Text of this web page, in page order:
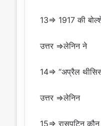
13⇒ 1917 की
उत्तर ⇒लेनिन ने
14⇒ “अप्रैल
उत्तर ⇒लेनिन
15⇒ रासपुटिन कौन